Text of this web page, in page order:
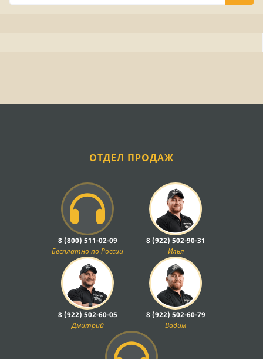
ОТДЕЛ ПРОДАЖ
8 (800) 511-02-09
Бесплатно по России
8 (922) 502-90-31
Илья
8 (922) 502-60-05
Дмитрий
8 (922) 502-60-79
Вадим